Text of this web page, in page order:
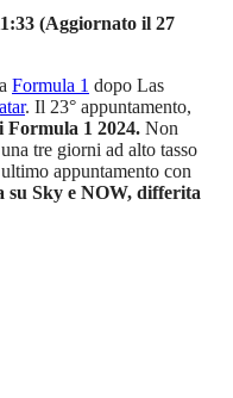
(Aggiornato il 27
Formula 1 dopo Las
. Il 23° appuntamento,
Formula 1 2024. Non
tre giorni ad alto tasso
appuntamento con
su Sky e NOW, differita